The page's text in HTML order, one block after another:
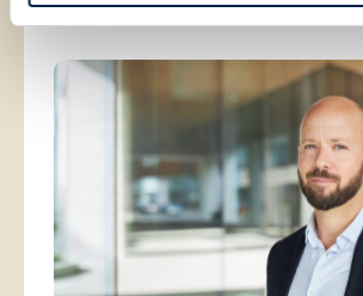
luottamus poikkeusaikana?